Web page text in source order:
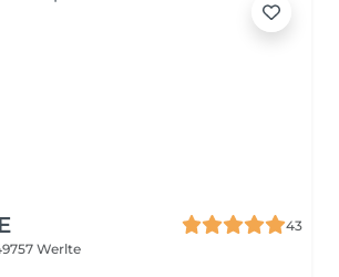
43
Werlte